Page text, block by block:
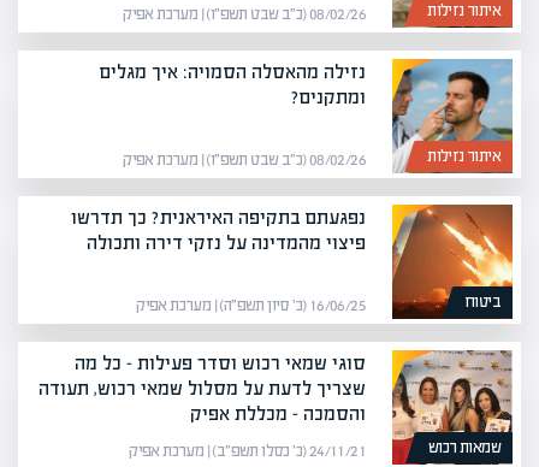
איתור נזילות 08/02/26 (כ״ב שבט תשפ״ו) | מערכת אפיק
איתור נזילות
נזילה מהאסלה הסמויה: איך מגלים
ומתקנים?
08/02/26 (כ״ב שבט תשפ״ו) | מערכת אפיק
ביטוח
נפגעתם בתקיפה האיראנית? כך תדרשו
פיצוי מהמדינה על נזקי דירה ותכולה
16/06/25 (כ׳ סיון תשפ״ה) | מערכת אפיק
שמאות רכוש
סוגי שמאי רכוש וסדר פעילות – כל מה
שצריך לדעת על מסלול שמאי רכוש, תעודה
והסמכה – מכללת אפיק
24/11/21 (כ׳ כסלו תשפ״ב) | מערכת אפיק